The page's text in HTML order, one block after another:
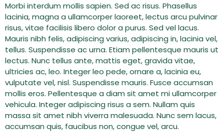
Morbi interdum mollis sapien. Sed ac risus. Phasellus
lacinia, magna a ullamcorper laoreet, lectus arcu pulvinar
risus, vitae facilisis libero dolor a purus. Sed vel lacus.
Mauris nibh felis, adipiscing varius, adipiscing in, lacinia vel,
tellus. Suspendisse ac urna. Etiam pellentesque mauris ut
lectus. Nunc tellus ante, mattis eget, gravida vitae,
ultricies ac, leo. Integer leo pede, ornare a, lacinia eu,
vulputate vel, nisl. Suspendisse mauris. Fusce accumsan
mollis eros. Pellentesque a diam sit amet mi ullamcorper
vehicula. Integer adipiscing risus a sem. Nullam quis
massa sit amet nibh viverra malesuada. Nunc sem lacus,
accumsan quis, faucibus non, congue vel, arcu.